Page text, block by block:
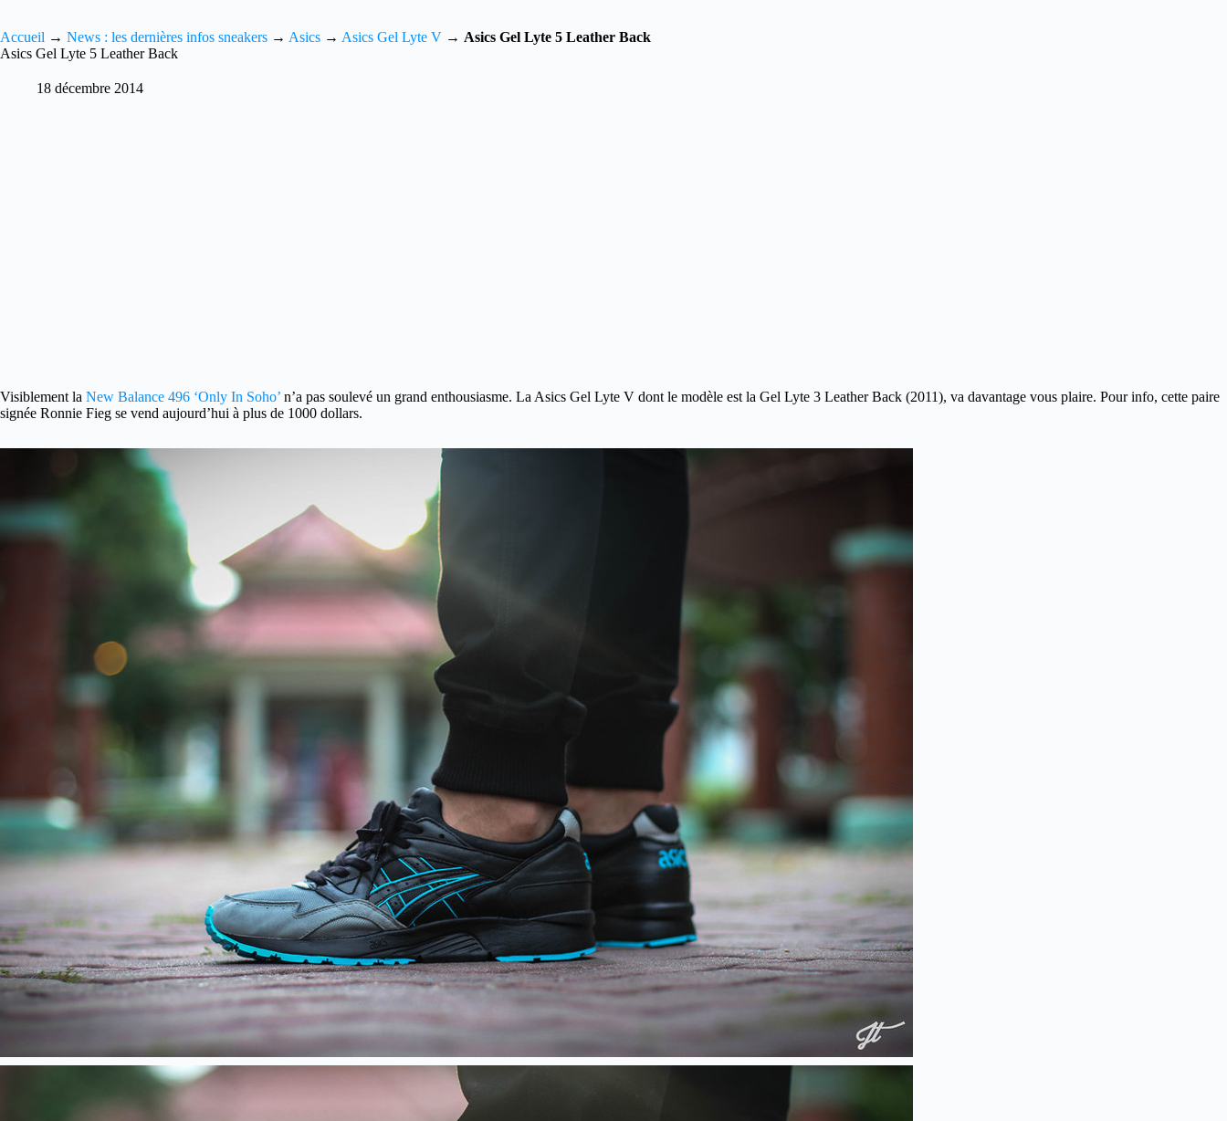
Accueil → News : les dernières infos sneakers → Asics → Asics Gel Lyte V → Asics Gel Lyte 5 Leather Back
Asics Gel Lyte 5 Leather Back
18 décembre 2014
Visiblement la New Balance 496 ‘Only In Soho’ n’a pas soulevé un grand enthousiasme. La Asics Gel Lyte V dont le modèle est la Gel Lyte 3 Leather Back (2011), va davantage vous plaire. Pour info, cette paire
signée Ronnie Fieg se vend aujourd’hui à plus de 1000 dollars.